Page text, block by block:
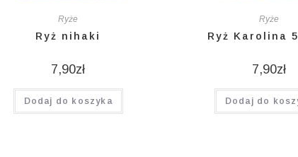
Ryże
Ryż nihaki
7,90zł
Dodaj do koszyka
Ryże
Ryż Karolina
7,90zł
Dodaj do